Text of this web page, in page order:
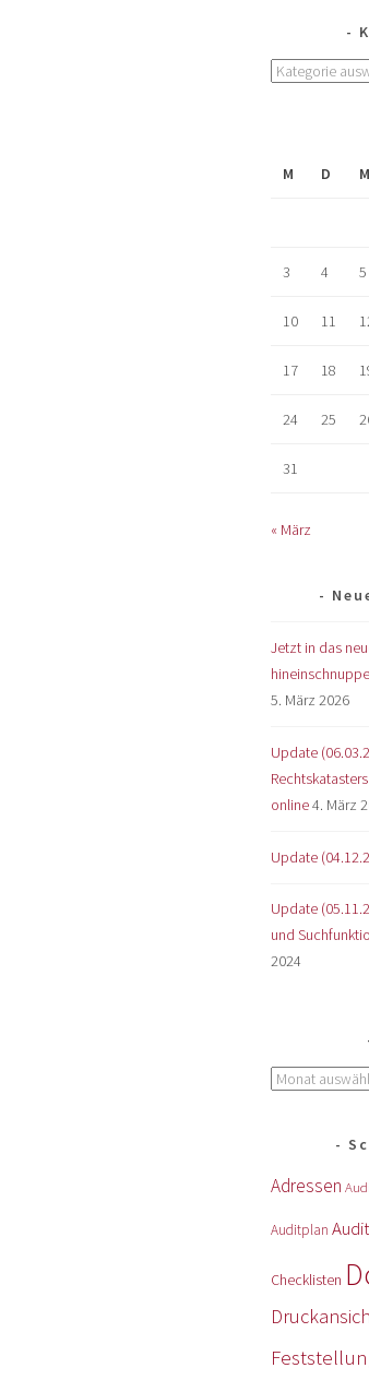
M
D M
3 4 5
10 11
17 18
24 25
31
« März
Jetzt in das
5. März 2026
Update
online4. März
Update
Update
und
2024
Adressen
Auditplan
Checklisten